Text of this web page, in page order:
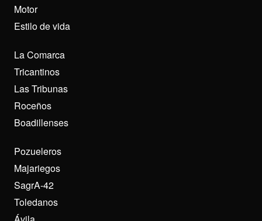
Motor
Estilo de vida
La Comarca
Tricantinos
Las Tribunas
Roceños
Boadillenses
Pozueleros
Majariegos
SagrA-42
Toledanos